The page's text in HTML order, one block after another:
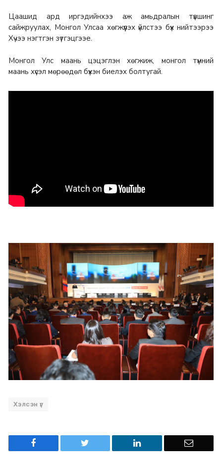
Цаашид ард иргэдийнхээ аж амьдралын түвшинг
сайжруулах, Монгол Улсаа хөгжүүлэх үйлстээ бүх нийтээрээ
Хүчээ нэгтгэн зүтгэцгээе.
Монгол Улс маань цэцэглэн хөгжиж, монгол түмний
маань хүсэл мөрөөдөл бүхэн биелэх болтугай.
Хэлсэн үг